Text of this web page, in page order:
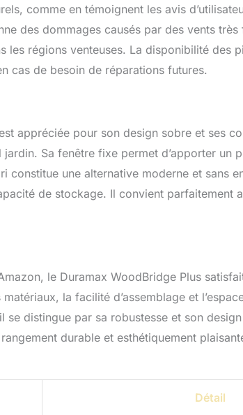
comme en témoignent les avis
des dommages causés par des vents
les régions venteuses. La disponibilité des
cas de besoin de réparations futures.
appréciée pour son design sobre et ses
jardin. Sa fenêtre fixe permet d’apporter un
constitue une alternative moderne et sans
de stockage. Il convient parfaitement
le Duramax WoodBridge Plus
la facilité d’assemblage et
se distingue par sa robustesse et son
durable et esthétiquement
Détail